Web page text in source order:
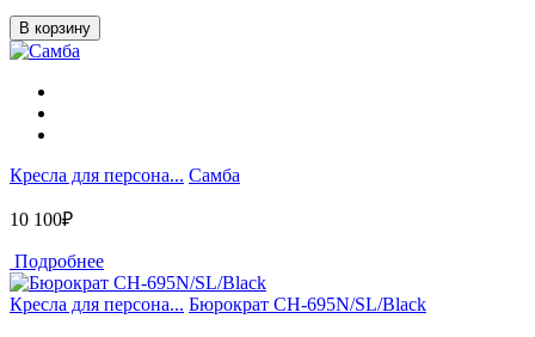
В корзину
Кресла для персона... Самба
10 100₽
Подробнее
Кресла для персона... Бюрократ CH-695N/SL/Black